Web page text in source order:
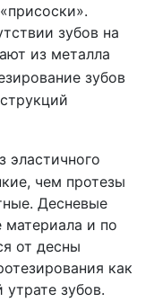
зубов на
из металла
зубов
эластичного
чем протезы
Десневые
и по
от десны
как
зубов.